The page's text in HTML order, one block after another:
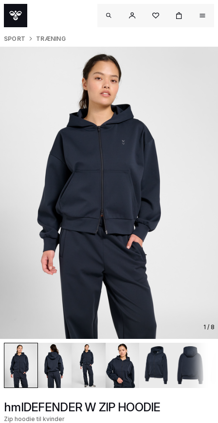
SPORT TRÆNING
1 / 8
hmlDEFENDER W ZIP HOODIE
Zip hoodie til kvinder